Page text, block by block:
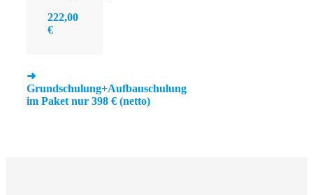
222,00
€
➜
Grundschulung+Aufbauschulung
im Paket nur 398 € (netto)